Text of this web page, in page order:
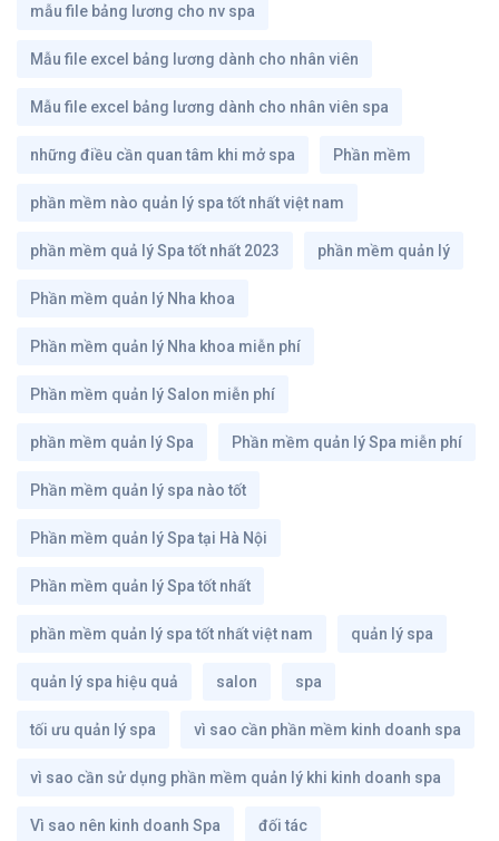
mẫu file bảng lương cho nv spa
Mẫu file excel bảng lương dành cho nhân viên
Mẫu file excel bảng lương dành cho nhân viên spa
những điều cần quan tâm khi mở spa Phần mềm
phần mềm nào quản lý spa tốt nhất việt nam
phần mềm quả lý Spa tốt nhất 2023 phần mềm quản lý
Phần mềm quản lý Nha khoa
Phần mềm quản lý Nha khoa miễn phí
Phần mềm quản lý Salon miễn phí
phần mềm quản lý Spa Phần mềm quản lý Spa miễn phí
Phần mềm quản lý spa nào tốt
Phần mềm quản lý Spa tại Hà Nội
Phần mềm quản lý Spa tốt nhất
phần mềm quản lý spa tốt nhất việt nam quản lý spa
quản lý spa hiệu quả salon spa
tối ưu quản lý spa vì sao cần phần mềm kinh doanh spa
vì sao cần sử dụng phần mềm quản lý khi kinh doanh spa
Vì sao nên kinh doanh Spa đối tác